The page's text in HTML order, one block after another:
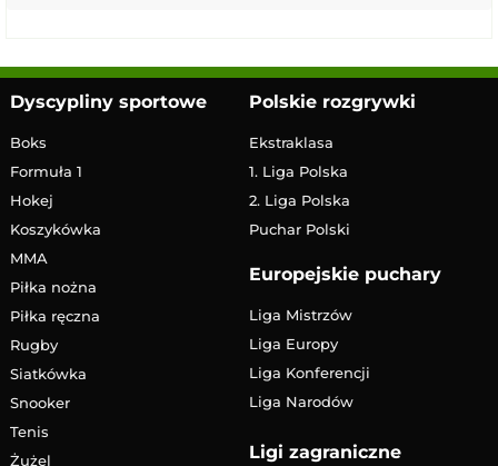
Dyscypliny sportowe
Boks
Formuła 1
Hokej
Koszykówka
MMA
Piłka nożna
Piłka ręczna
Rugby
Siatkówka
Snooker
Tenis
Żużel
Polskie rozgrywki
Ekstraklasa
1. Liga Polska
2. Liga Polska
Puchar Polski
Europejskie puchary
Liga Mistrzów
Liga Europy
Liga Konferencji
Liga Narodów
Ligi zagraniczne